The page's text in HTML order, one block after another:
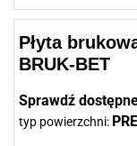
Płyta
BRUK-BET
Sprawdź
typ powierzchni: